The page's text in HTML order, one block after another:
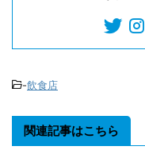
-飲食店
関連記事はこちら